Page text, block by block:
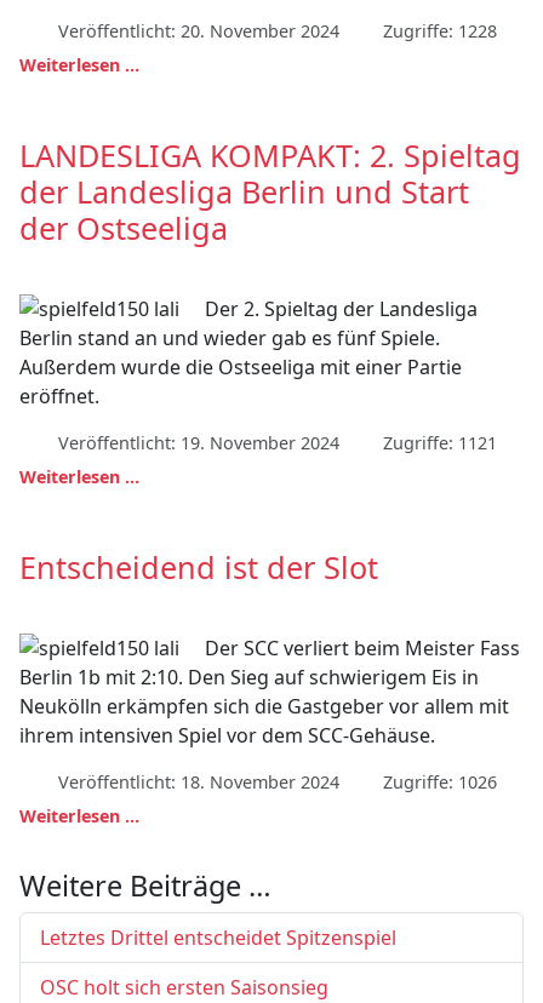
Veröffentlicht: 20. November 2024
Zugriffe: 1228
Weiterlesen …
LANDESLIGA KOMPAKT: 2. Spieltag
der Landesliga Berlin und Start
der Ostseeliga
Der 2. Spieltag der Landesliga
Berlin stand an und wieder gab es fünf Spiele.
Außerdem wurde die Ostseeliga mit einer Partie
eröffnet.
Veröffentlicht: 19. November 2024
Zugriffe: 1121
Weiterlesen …
Entscheidend ist der Slot
Der SCC verliert beim Meister Fass
Berlin 1b mit 2:10. Den Sieg auf schwierigem Eis in
Neukölln erkämpfen sich die Gastgeber vor allem mit
ihrem intensiven Spiel vor dem SCC-Gehäuse.
Veröffentlicht: 18. November 2024
Zugriffe: 1026
Weiterlesen …
Weitere Beiträge …
Letztes Drittel entscheidet Spitzenspiel
OSC holt sich ersten Saisonsieg